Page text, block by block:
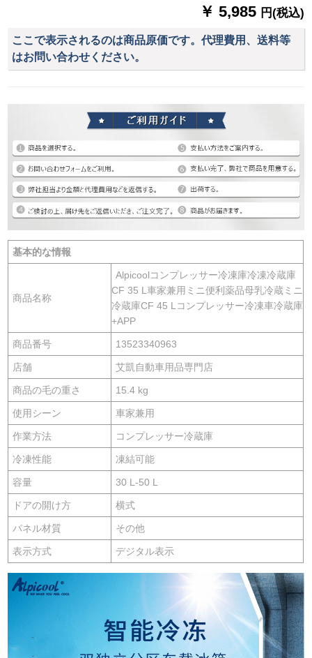
￥ 5,985 円(税込)
ここで表示されるのは商品原価です。代理費用、送料等
はお問い合わせください。
基本的な情報
商品名称
Alpicoolコンプレッサー冷凍庫冷凍冷蔵庫
CF 35 L車家兼用ミニ便利薬品母乳冷蔵ミニ
冷蔵庫CF 45 Lコンプレッサー冷凍車冷蔵庫
+APP
商品番号 13523340963
店舗 艾凱自動車用品専門店
商品の毛の重さ 15.4 kg
使用シーン 車家兼用
作業方法 コンプレッサー冷蔵庫
冷凍性能 凍結可能
容量 30 L-50 L
ドアの開け方 横式
パネル材質 その他
表示方式 デジタル表示